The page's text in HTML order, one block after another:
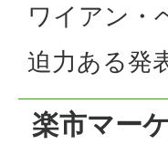
ワイアン・
迫力ある発
楽市マー